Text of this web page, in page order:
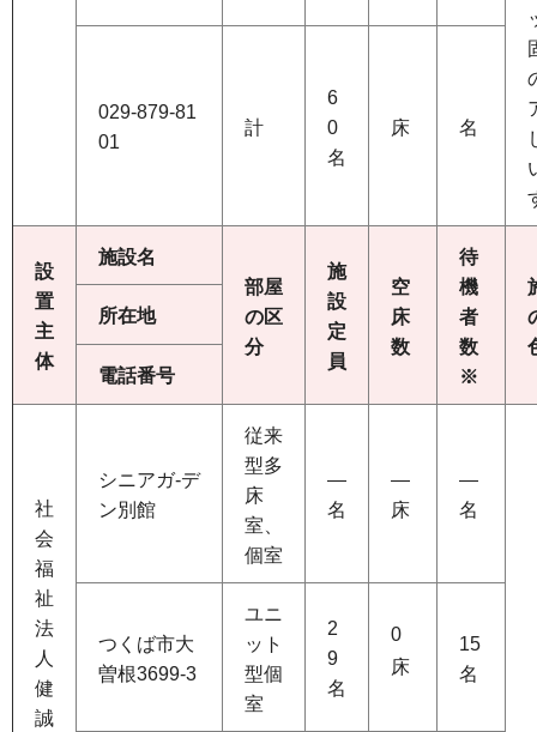
029-879-81
01
計
6
0
名
床 名
設
置
主
体
施設名
部屋
の区
分
施
設
定
員
空
床
数
待
機
者
数
※
所在地
電話番号
社
会
福
祉
法
人
健
誠
シニアガ-デ
ン別館
従来
型多
床
室、
個室
―
名
―
床
―
名
つくば市大
曽根3699-3
ユニ
ット
型個
室
2
9
名
0
床
15
名